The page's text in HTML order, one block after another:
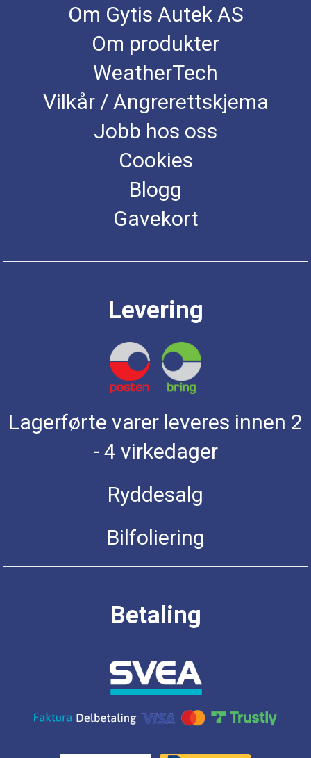
Om Gytis Autek AS
Om produkter
WeatherTech
Vilkår / Angrerettskjema
Jobb hos oss
Cookies
Blogg
Gavekort
Levering
Lagerførte varer leveres innen 2
- 4 virkedager
Ryddesalg
Bilfoliering
Betaling